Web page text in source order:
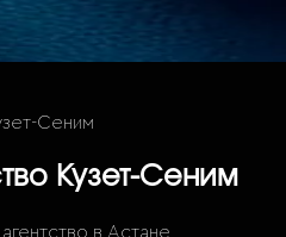
Сеним
Кузет-Сеним
в Астане